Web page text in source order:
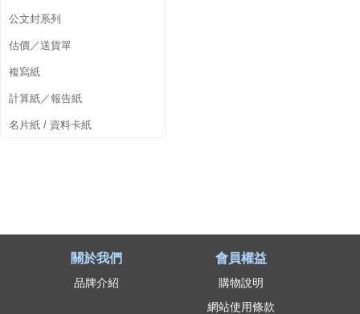
公文封系列
估價／送貨單
複寫紙
計算紙／報告紙
名片紙 / 資料卡紙
關於我們
品牌介紹
會員權益
購物說明
網站使用條款